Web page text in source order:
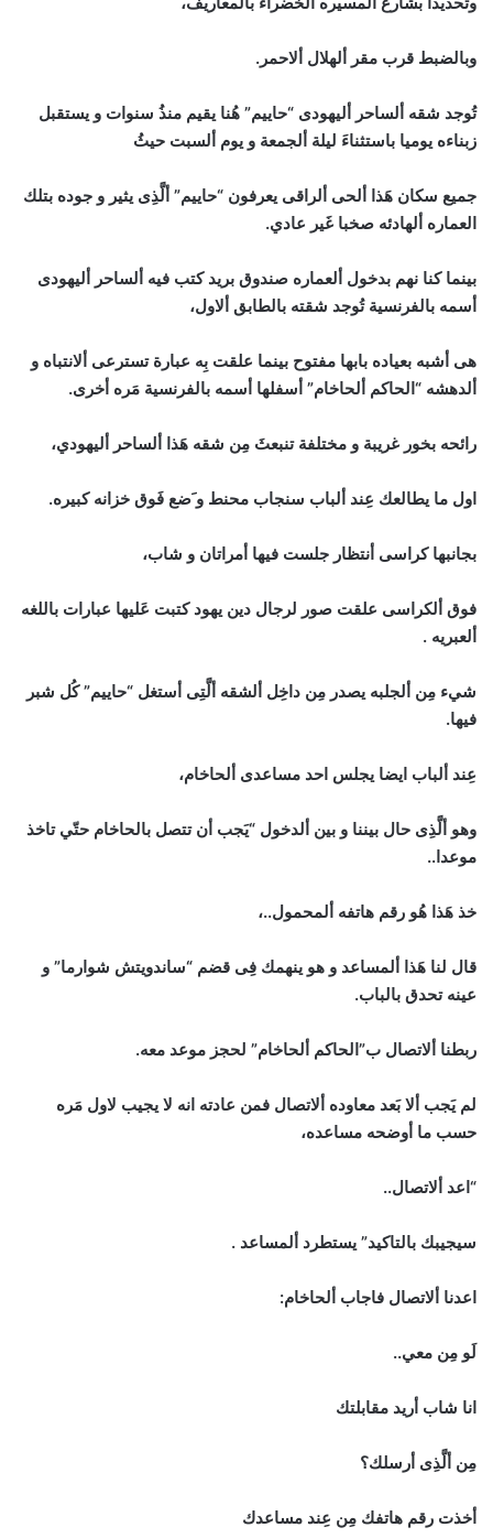
وبالضبط قرب مقر ألهلال ألاحمر.
تُوجد شقه ألساحر أليهودى “حاييم” هُنا يقيم منذُ سنوات و يستقبل
زبناءه يوميا باستثناءَ ليلة ألجمعة و يوم ألسبت حيثُ
جميع سكان هَذا ألحى ألراقى يعرفون “حاييم” ألَّذِى يثير و جوده بتلك
العماره ألهادئه صخبا غَير عادي.
بينما كنا نهم بدخول ألعماره صندوق بريد كتب فيه ألساحر أليهودى
أسمه بالفرنسية تُوجد شقته بالطابق ألاول،
هى أشبه بعياده بابها مفتوح بينما علقت بِه عبارة تسترعى ألانتباه و
ألدهشه “الحاكم ألحاخام” أسفلها أسمه بالفرنسية مَره أخرى.
رائحه بخور غريبة و مختلفة تنبعثَ مِن شقه هَذا ألساحر أليهودي،
اول ما يطالعك عِند ألباب سنجاب محنط و َضع فَوق خزانه كبيره.
بجانبها كراسى أنتظار جلست فيها أمراتان و شاب،
فوق ألكراسى علقت صور لرجال دين يهود كتبت عَليها عبارات باللغه
ألعبريه .
شيء مِن ألجلبه يصدر مِن داخِل ألشقه ألَّتِى أستغل “حاييم” كُل شبر
فيها.
عِند ألباب ايضا يجلس احد مساعدى ألحاخام،
وهو ألَّذِى حال بيننا و بين ألدخول “يَجب أن تتصل بالحاخام حتّي تاخذ
موعدا..
خذ هَذا هُو رقم هاتفه ألمحمول..،
قال لنا هَذا ألمساعد و هو ينهمك فِى قضم “ساندويتش شوارما” و
عينه تحدق بالباب.
ربطنا ألاتصال ب”الحاكم ألحاخام” لحجز موعد معه.
لم يَجب ألا بَعد معاوده ألاتصال فمن عادته انه لا يجيب لاول مَره
حسب ما أوضحه مساعده،
“اعد ألاتصال..
سيجيبك بالتاكيد” يستطرد ألمساعد .
اعدنا ألاتصال فاجاب ألحاخام:
لَو مِن معي..
انا شاب أريد مقابلتك
مِن ألَّذِى أرسلك؟
أخذت رقم هاتفك مِن عِند مساعدك